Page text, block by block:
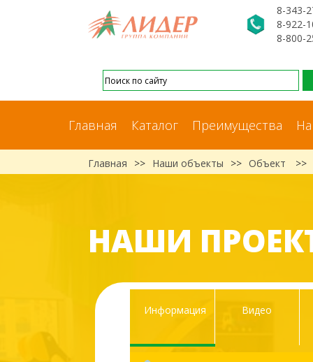
8-343-
8-922-
8-800-
Главная Каталог Преимущества
Главная >> Наши объекты >> Объект >>
НАШИ
Информация Видео